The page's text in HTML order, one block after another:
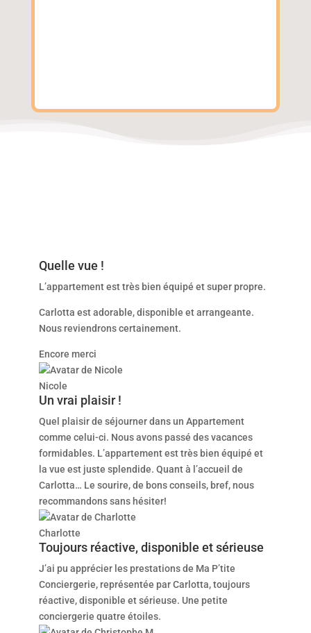
Quelle vue !
L’appartement est très bien équipé et super propre.
Carlotta est adorable, disponible et arrangeante.
Nous reviendrons certainement.
Encore merci
Nicole
Un vrai plaisir !
Quel plaisir de séjourner dans un Appartement
comme celui-ci. Nous avons passé des vacances
formidables. L’appartement est très bien équipé et
la vue est juste splendide. Quant à l’accueil de
Carlotta… Le sourire, de bons conseils, bref, nous
recommandons sans hésiter!
Charlotte
Toujours réactive, disponible et sérieuse
J’ai pu apprécier les prestations de Ma P’tite
Conciergerie, représentée par Carlotta, toujours
réactive, disponible et sérieuse. Une petite
conciergerie quatre étoiles.